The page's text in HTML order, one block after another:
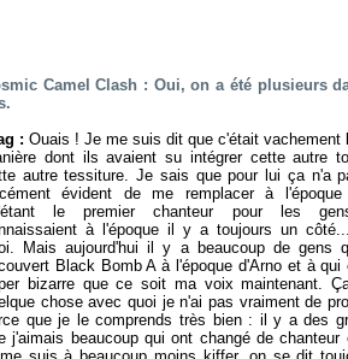
Camel Clash : Oui, on a été plusieurs
: Ouais ! Je me suis dit que c'était vachement
dont ils avaient su intégrer cette autre
autre tessiture. Je sais que pour lui ça n'a
évident de me remplacer à l'époque
le premier chanteur pour les
à l'époque il y a toujours un
Mais aujourd'hui il y a beaucoup de gens
Black Bomb A à l'époque d'Arno et à qui
bizarre que ce soit ma voix maintenant.
chose avec quoi je n'ai pas vraiment de
que je le comprends très bien : il y a des
j'aimais beaucoup qui ont changé de chanteur